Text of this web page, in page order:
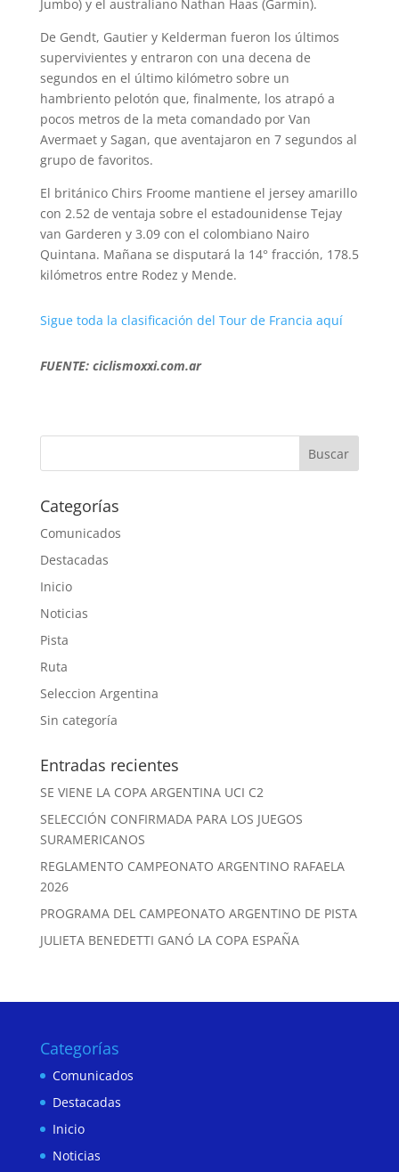
Jumbo) y el australiano Nathan Haas (Garmin).
De Gendt, Gautier y Kelderman fueron los últimos
supervivientes y entraron con una decena de
segundos en el último kilómetro sobre un
hambriento pelotón que, finalmente, los atrapó a
pocos metros de la meta comandado por Van
Avermaet y Sagan, que aventajaron en 7 segundos al
grupo de favoritos.
El británico Chirs Froome mantiene el jersey amarillo
con 2.52 de ventaja sobre el estadounidense Tejay
van Garderen y 3.09 con el colombiano Nairo
Quintana. Mañana se disputará la 14° fracción, 178.5
kilómetros entre Rodez y Mende.
Sigue toda la clasificación del Tour de Francia aquí
FUENTE: ciclismoxxi.com.ar
Categorías
Comunicados
Destacadas
Inicio
Noticias
Pista
Ruta
Seleccion Argentina
Sin categoría
Entradas recientes
SE VIENE LA COPA ARGENTINA UCI C2
SELECCIÓN CONFIRMADA PARA LOS JUEGOS
SURAMERICANOS
REGLAMENTO CAMPEONATO ARGENTINO RAFAELA
2026
PROGRAMA DEL CAMPEONATO ARGENTINO DE PISTA
JULIETA BENEDETTI GANÓ LA COPA ESPAÑA
Categorías
Comunicados
Destacadas
Inicio
Noticias